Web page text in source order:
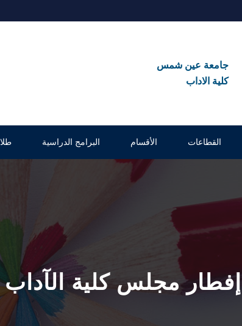
جامعة عين شمس
كلية الاداب
القطاعات الأقسام البرامج الدراسية
إفطار مجلس كلية